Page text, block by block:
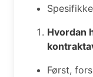
Hvordan
Først,